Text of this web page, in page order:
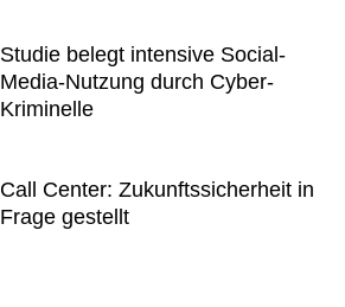
Studie belegt intensive Social-
Media-Nutzung durch Cyber-
Kriminelle
Call Center: Zukunftssicherheit in
Frage gestellt